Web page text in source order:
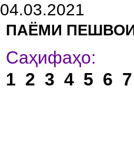
04.03.2021
ПАЁМИ
1 2 3 4 5 6 7